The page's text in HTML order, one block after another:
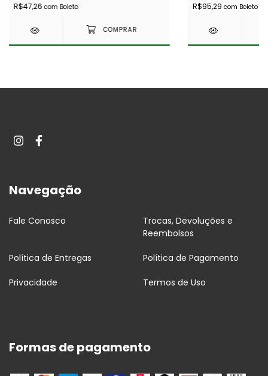
R$47,26com Boleto R$95,29 com Boleto
Navegação
Fale Conosco
Trocas, Devoluções e
Reembolsos
Política de Entregas Política de Pagamento
Privacidade Termos de Uso
Formas de pagamento